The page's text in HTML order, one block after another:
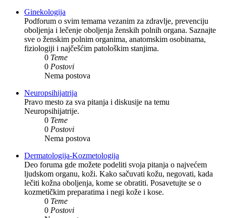
Ginekologija
Podforum o svim temama vezanim za zdravlje, prevenciju
oboljenja i lečenje oboljenja ženskih polnih organa. Saznajte
sve o ženskim polnim organima, anatomskim osobinama,
fiziologiji i najčešćim patološkim stanjima.
0 Teme
0 Postovi
Nema postova
Neuropsihijatrija
Pravo mesto za sva pitanja i diskusije na temu
Neuropsihijatrije.
0 Teme
0 Postovi
Nema postova
Dermatologija-Kozmetologija
Deo foruma gde možete podeliti svoja pitanja o najvećem
ljudskom organu, koži. Kako sačuvati kožu, negovati, kada
lečiti kožna oboljenja, kome se obratiti. Posavetujte se o
kozmetičkim preparatima i negi kože i kose.
0 Teme
0 Postovi